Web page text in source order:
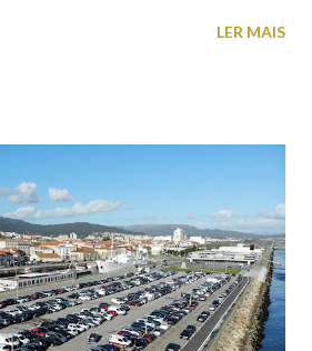
cenário para tirar algumas
LER MAIS